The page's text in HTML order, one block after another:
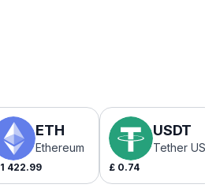
ETH
Ethereum
1 422.99
USDT
Tether
£ 0.74